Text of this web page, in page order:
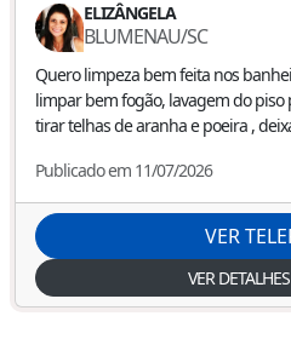
ELIZÂNGELA
BLUMENAU/SC
Quero limpeza bem feita nos
limpar bem fogão, lavagem do
tirar telhas de aranha e poeira ,
Publicado em 11/07/2026
VER
VER